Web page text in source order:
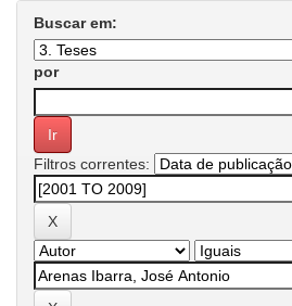
Buscar em:
por
Filtros correntes: